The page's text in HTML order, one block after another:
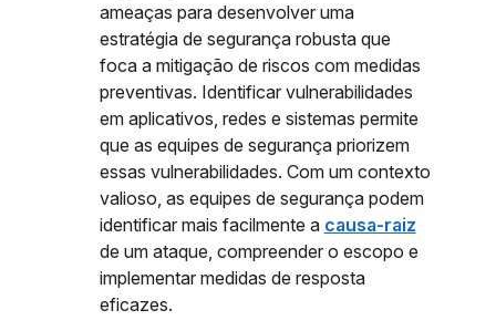
ameaças para desenvolver uma
estratégia de segurança robusta que
foca a mitigação de riscos com medidas
preventivas. Identificar vulnerabilidades
em aplicativos, redes e sistemas permite
que as equipes de segurança priorizem
essas vulnerabilidades. Com um contexto
valioso, as equipes de segurança podem
identificar mais facilmente a causa-raiz
de um ataque, compreender o escopo e
implementar medidas de resposta
eficazes.